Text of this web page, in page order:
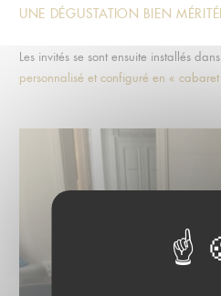
UNE DÉGUSTATION BIEN
Les invités se sont ensuite installés
personnalisé et configuré en « cabaret